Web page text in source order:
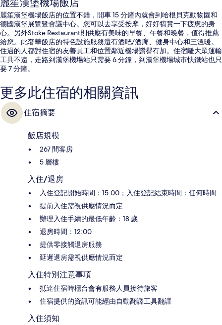
麗笙漢堡機場飯店的位置不錯，開車 15 分鐘內就會到哈根貝克動物園和
德國漢堡展覽暨會議中心。您可以去享受按摩，好好犒賞一下疲憊的身
心。另外Stoke Restaurant則供應有美味的早餐、午餐和晚餐，值得推薦
給您。此奢華飯店的特色設施服務還有酒吧/酒廊、健身中心和三溫暖。
住過的人都對住宿的友善員工和位置鄰近機場讚譽有加。住宿離大眾運輸
工具不遠，走路到漢堡機場站只需要 6 分鐘，到漢堡機場城市快鐵站也只
要 7 分鐘。
更多此住宿的相關資訊
住宿摘要
飯店規模
267 間客房
5 層樓
入住/退房
入住登記開始時間：15:00；入住登記結束時間：任何時間
提前入住需視供應情況而定
辦理入住手續的最低年齡：18 歲
退房時間：12:00
提供零接觸退房服務
延遲退房需視供應情況而定
入住特別注意事項
抵達住宿時櫃台會有服務人員接待旅客
住宿提供的資訊可能經由自動翻譯工具翻譯
入住須知